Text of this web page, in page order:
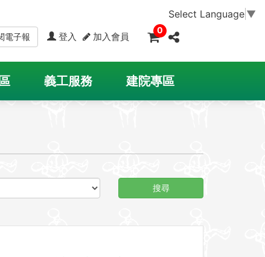
Select Language ▼
電子報 登入 加入會員
0
義工服務 建院專區
搜尋